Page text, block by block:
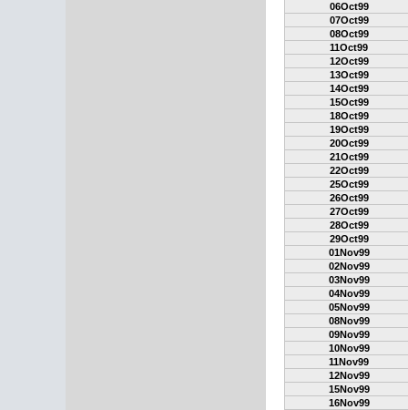
06Oct99
07Oct99
08Oct99
11Oct99
12Oct99
13Oct99
14Oct99
15Oct99
18Oct99
19Oct99
20Oct99
21Oct99
22Oct99
25Oct99
26Oct99
27Oct99
28Oct99
29Oct99
01Nov99
02Nov99
03Nov99
04Nov99
05Nov99
08Nov99
09Nov99
10Nov99
11Nov99
12Nov99
15Nov99
16Nov99